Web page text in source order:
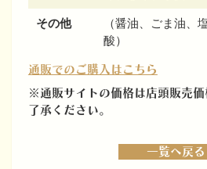
その他
（醤油、ごま油、
酸）
通販でのご購入はこちら
※通販サイトの価格は店頭販売
了承ください。
一覧へ戻る